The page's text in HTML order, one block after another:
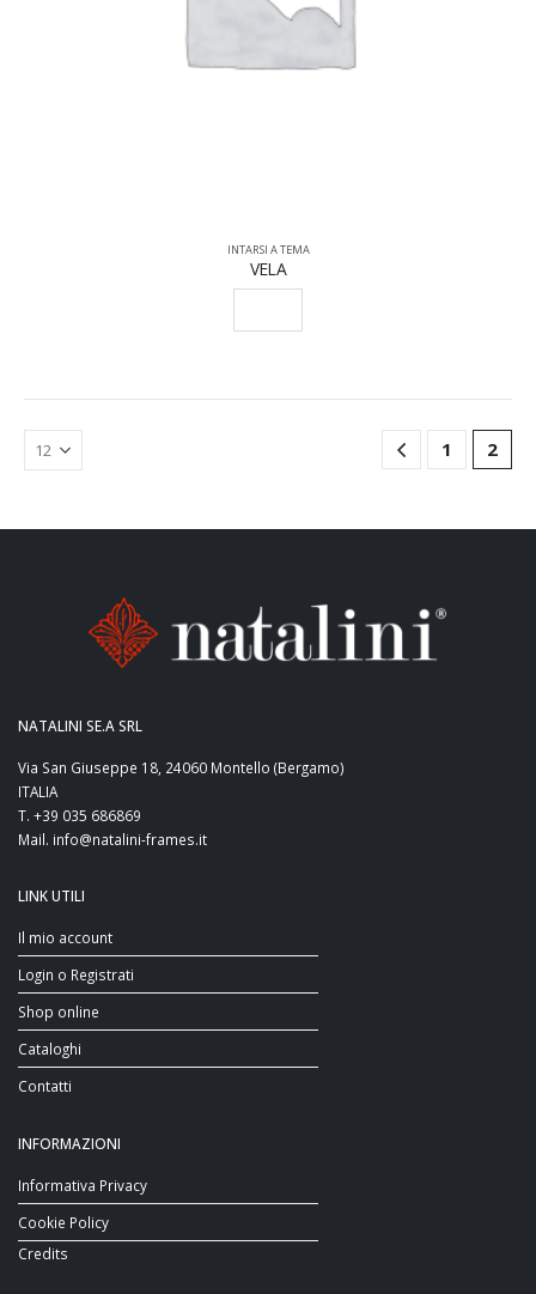
INTARSI A TEMA
VELA
1 2
NATALINI SE.A SRL
Via San Giuseppe 18, 24060 Montello (Bergamo)
ITALIA
T. +39 035 686869
Mail. info@natalini-frames.it
LINK UTILI
Il mio account
Login o Registrati
Shop online
Cataloghi
Contatti
INFORMAZIONI
Informativa Privacy
Cookie Policy
Credits